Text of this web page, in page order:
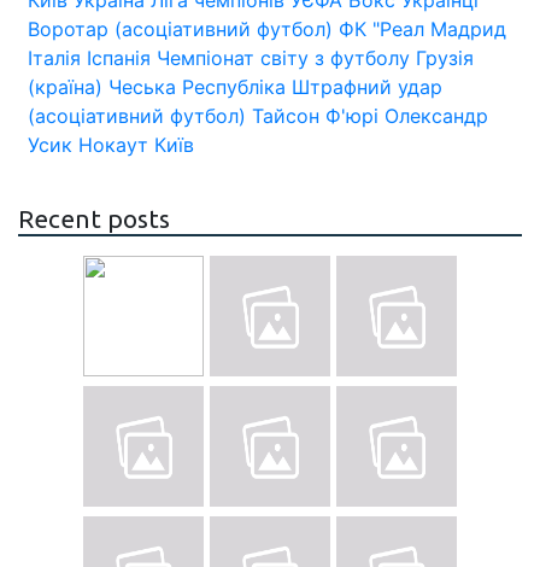
Воротар (асоціативний футбол) ФК "Реал Мадрид
Італія Іспанія Чемпіонат світу з футболу Грузія
(країна) Чеська Республіка Штрафний удар
(асоціативний футбол) Тайсон Ф'юрі Олександр
Усик Нокаут Київ
Recent posts